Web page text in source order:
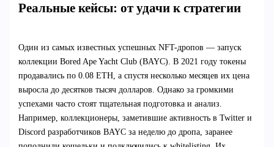
Реальные кейсы: от удачи к стратегии
Один из самых известных успешных NFT-дропов — запуск
коллекции Bored Ape Yacht Club (BAYC). В 2021 году токены
продавались по 0.08 ETH, а спустя несколько месяцев их цена
выросла до десятков тысяч долларов. Однако за громкими
успехами часто стоят тщательная подготовка и анализ.
Например, коллекционеры, заметившие активность в Twitter и
Discord разработчиков BAYC за неделю до дропа, заранее